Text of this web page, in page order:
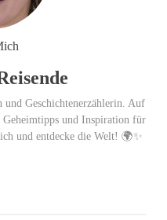
94 von 100
Geschichtenerzählerin. Auf
und Inspiration für
und entdecke die Welt! 🌍✨